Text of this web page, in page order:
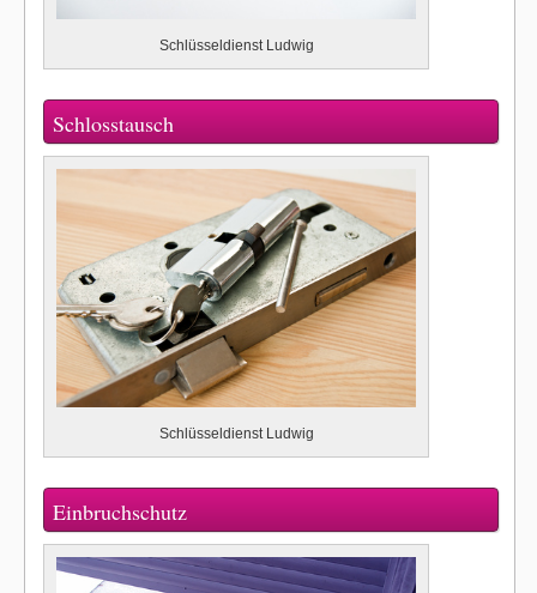
Schlüsseldienst Ludwig
Schlosstausch
Schlüsseldienst Ludwig
Einbruchschutz